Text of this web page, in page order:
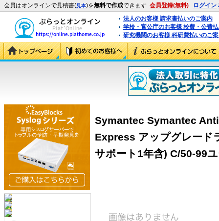
会員はオンラインで見積書(見本)を無料で作成できます 会員登録(無料) ログイン
法人のお客様 請求書払いのご案内
学校・官公庁のお客様 校費・公費
研究機関のお客様 科研費払いのご
Symantec Symantec
Express アップグレード
サポート1年含) C/50-99